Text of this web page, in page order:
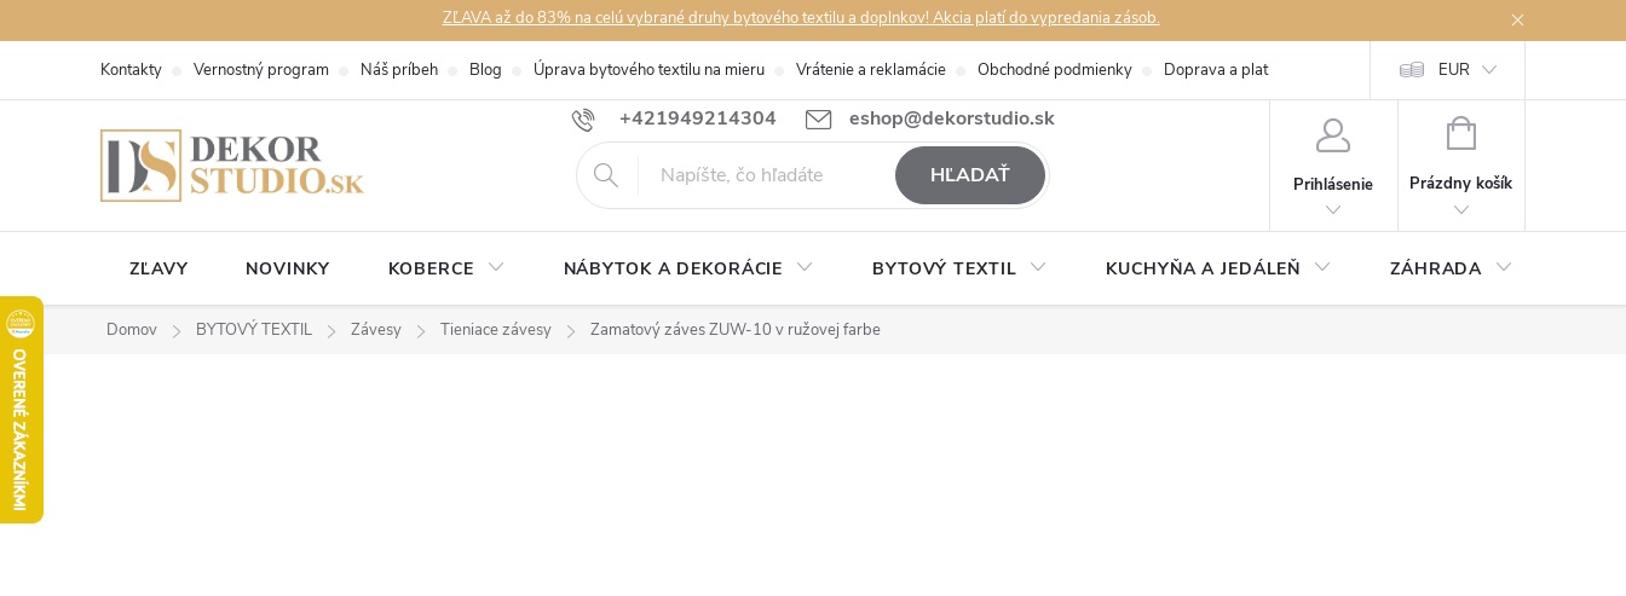
na
ZĽAVA až do 83% na celú vybrané druhy bytového textilu a doplnkov! Akcia platí do vypredania zásob.
+421949214304 eshop@dekorstudio.sk
Kontakty Vernostný program Náš príbeh Blog Úprava bytového textilu na mieru Vrátenie a reklamácie Obchodné podmienky Doprava a platby Podmienky ochrany osobných údajov
EUR
HĽADAŤ Prihlásenie
NÁKUPNÝ
Prázdny košík
ZĽAVY NOVINKY KOBERCE NÁBYTOK A DEKORÁCIE BYTOVÝ TEXTIL KUCHYŇA A JEDÁLEŇ ZÁHRADA
Domov BYTOVÝ TEXTIL Závesy Tieniace závesy Zamatový záves ZUW-10 v ružovej farbe